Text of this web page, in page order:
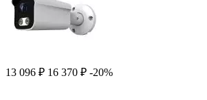
13 096 ₽ 16 370 ₽ -20%